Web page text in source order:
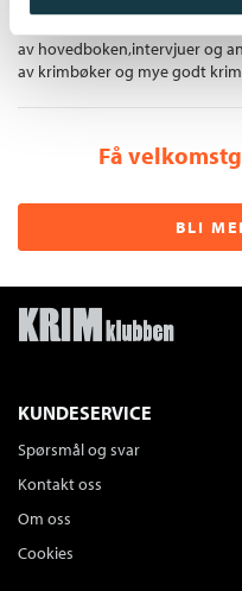
av hovedboken,intervjuer og
av krimbøker og mye godt
Få
BLI
KUNDESERVICE
Spørsmål og svar
Kontakt oss
Om oss
Cookies